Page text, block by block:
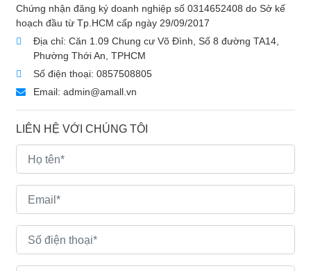
Chứng nhận đăng ký doanh nghiệp số 0314652408 do Sở kế
hoạch đầu từ Tp.HCM cấp ngày 29/09/2017
Địa chỉ: Căn 1.09 Chung cư Võ Đình, Số 8 đường TA14,
Phường Thới An, TPHCM
Số điện thoại: 0857508805
Email: admin@amall.vn
LIÊN HỆ VỚI CHÚNG TÔI